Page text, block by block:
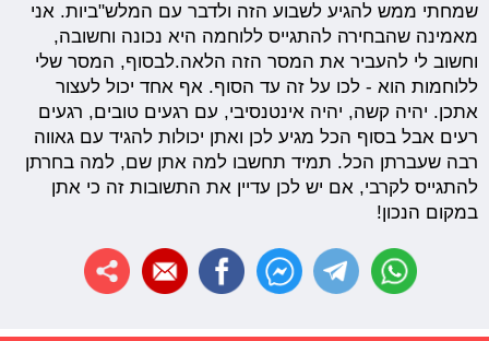
שמחתי ממש להגיע לשבוע הזה ולדבר עם המלש"ביות. אני
מאמינה שהבחירה להתגייס ללוחמה היא נכונה וחשובה,
וחשוב לי להעביר את המסר הזה הלאה.לבסוף, המסר שלי
ללוחמות הוא - לכו על זה עד הסוף. אף אחד יכול לעצור
אתכן. יהיה קשה, יהיה אינטנסיבי, עם רגעים טובים, רגעים
רעים אבל בסוף הכל מגיע לכן ואתן יכולות להגיד עם גאווה
רבה שעברתן הכל. תמיד תחשבו למה אתן שם, למה בחרתן
להתגייס לקרבי, אם יש לכן עדיין את התשובות זה כי אתן
במקום הנכון!